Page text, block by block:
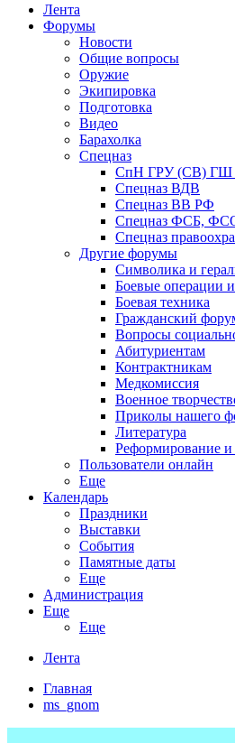
Лента
Форумы
Новости
Общие вопросы
Оружие
Экипировка
Подготовка
Видео
Барахолка
Спецназ
СпН ГРУ (СВ) ГШ
Спецназ ВДВ
Спецназ ВВ РФ
Спецназ ФСБ,
Спецназ
Другие форумы
Символика и
Боевые операции и
Боевая техника
Гражданский
Вопросы
Абитуриентам
Контрактникам
Медкомиссия
Военное
Приколы нашего
Литература
Реформирование и
Пользователи онлайн
Еще
Календарь
Праздники
Выставки
События
Памятные даты
Еще
Администрация
Еще
Еще
Лента
Главная
ms_gnom